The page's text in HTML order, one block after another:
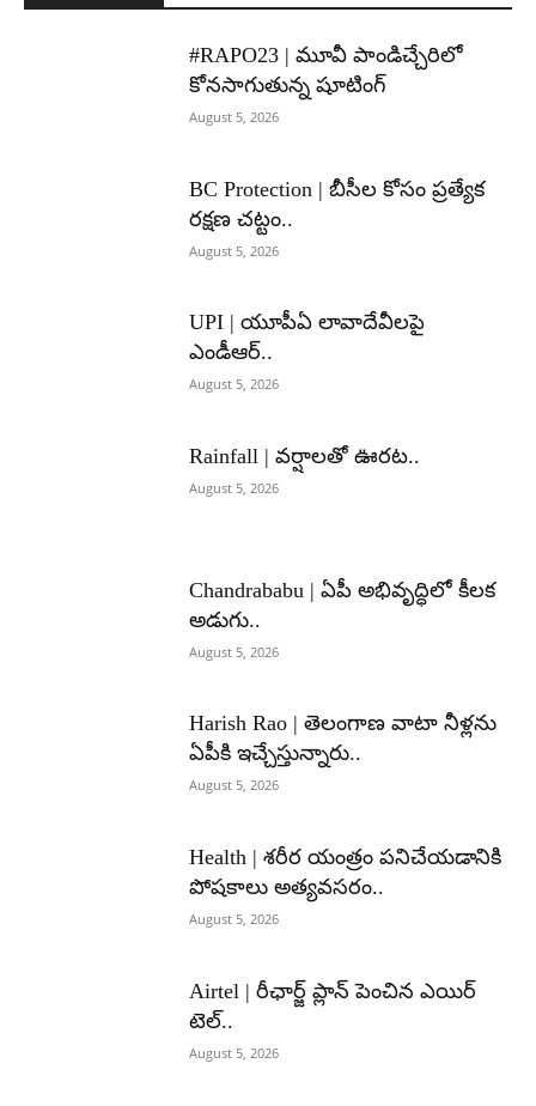
#RAPO23 | మూవీ పాండిచ్చేరిలో
కోనసాగుతున్న షూటింగ్
August 5, 2026
BC Protection | బీసీల కోసం ప్రత్యేక
రక్షణ చట్టం..
August 5, 2026
UPI | యూపీఏ లావాదేవీలపై
ఎండీఆర్..
August 5, 2026
Rainfall | వర్షాలతో ఊరట..
August 5, 2026
Chandrababu | ఏపీ అభివృద్ధిలో కీలక
అడుగు..
August 5, 2026
Harish Rao | తెలంగాణ వాటా నీళ్లను
ఏపీకి ఇచ్చేస్తున్నారు..
August 5, 2026
Health | శరీర యంత్రం పనిచేయడానికి
పోషకాలు అత్యవసరం..
August 5, 2026
Airtel | రీఛార్జ్ ప్లాన్ పెంచిన ఎయిర్
టెల్..
August 5, 2026